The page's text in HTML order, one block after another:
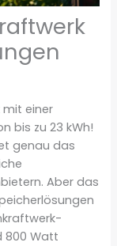
mit einer
bis zu 23 kWh!
genau das
Aber das
800 Watt